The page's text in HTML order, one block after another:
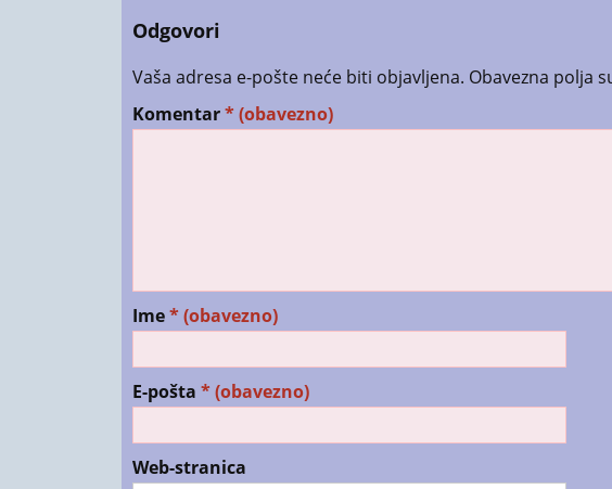
Odgovori
Vaša adresa e-pošte neće biti objavljena. Obavezna polja
Komentar* (obavezno)
Ime* (obavezno)
E-pošta * (obavezno)
Web-stranica